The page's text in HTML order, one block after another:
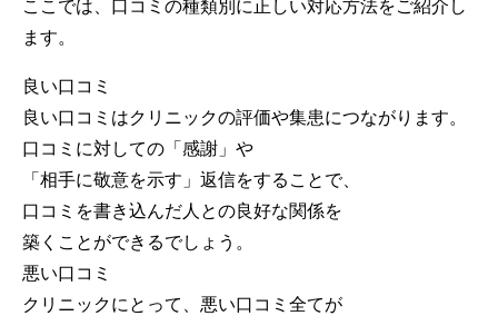
ここでは、口コミの種類別に正しい対応方法をご紹介し
ます。
良い口コミ
良い口コミはクリニックの評価や集患につながります。
口コミに対しての「感謝」や
「相手に敬意を示す」返信をすることで、
口コミを書き込んだ人との良好な関係を
築くことができるでしょう。
悪い口コミ
クリニックにとって、悪い口コミ全てが